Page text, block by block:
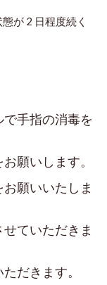
が 2 日程度続く
手指の消毒を
願いします。
願いいたしま
ていただきま
だきます。